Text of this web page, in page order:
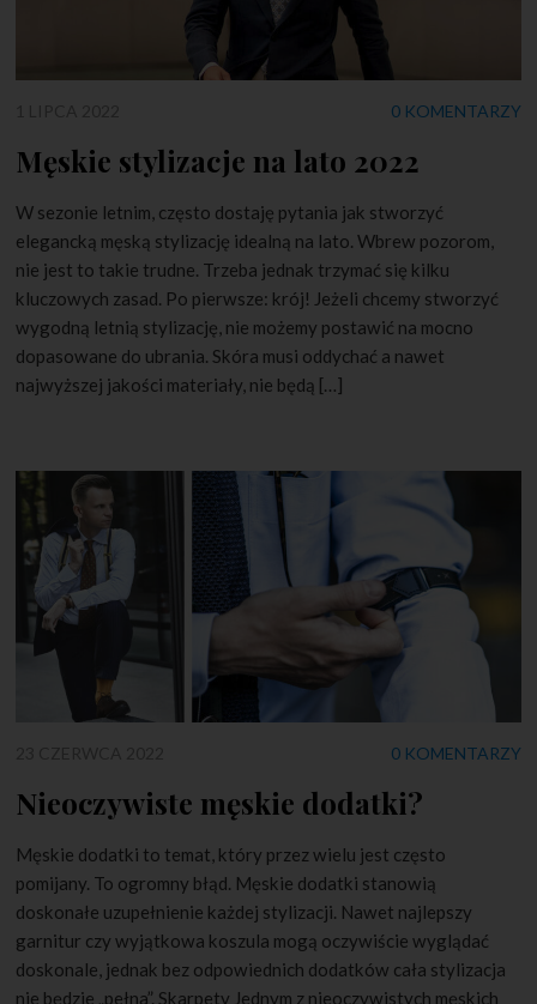
0 KOMENTARZY
Męskie stylizacje na lato 2022
W sezonie letnim, często dostaję pytania jak stworzyć
elegancką męską stylizację idealną na lato. Wbrew pozorom,
nie jest to takie trudne. Trzeba jednak trzymać się kilku
kluczowych zasad. Po pierwsze: krój! Jeżeli chcemy stworzyć
wygodną letnią stylizację, nie możemy postawić na mocno
dopasowane do ubrania. Skóra musi oddychać a nawet
najwyższej jakości materiały, nie będą […]
0 KOMENTARZY
Nieoczywiste męskie dodatki?
Męskie dodatki to temat, który przez wielu jest często
pomijany. To ogromny błąd. Męskie dodatki stanowią
doskonałe uzupełnienie każdej stylizacji. Nawet najlepszy
garnitur czy wyjątkowa koszula mogą oczywiście wyglądać
doskonale, jednak bez odpowiednich dodatków cała stylizacja
nie będzie „pełna”. Skarpety Jednym z nieoczywistych męskich